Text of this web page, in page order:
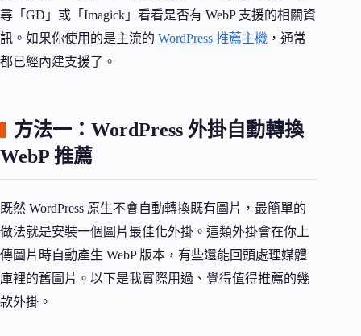
尋「GD」或「Imagick」看看是否有 WebP 支援的相關資
訊。如果你使用的是主流的 WordPress 推薦主機 ，通常
都已經內建支援了。
方法一：WordPress 外掛自動轉換
WebP 推薦
既然 WordPress 原生不會自動轉換既有圖片，最簡單的
做法就是安裝一個圖片最佳化外掛。這類外掛會在你上
傳圖片時自動產生 WebP 版本，有些還能回頭處理媒體
庫裡的舊圖片。以下是我實際用過、覺得值得推薦的幾
款外掛。